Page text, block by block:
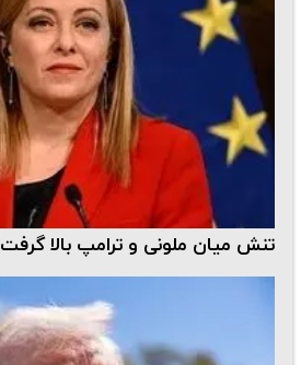
تنش میان ملونی و ترامپ بالا گرفت